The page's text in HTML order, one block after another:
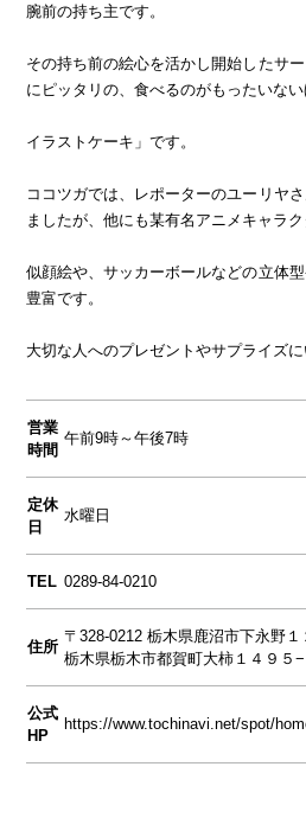
腕前の持ち主です。
その持ち前の絵心を活かし開始したサ
にピッタリの、食べるのがもったいな
イラストケーキ」です。
ココツガでは、レポーターのユーリヤ
ましたが、他にも某有名アニメキャラ
似顔絵や、サッカーボールなどの立体
豊富です。
大切な人へのプレゼントやサプライズに
営業
時間
午前9時～午後7時
定休
日
水曜日
TEL 0289-84-0210
住所
〒328-0212 栃木県鹿沼市下永野
栃木県栃木市都賀町大柿１４９５−
公式
HP
https://www.tochinavi.net/spot/